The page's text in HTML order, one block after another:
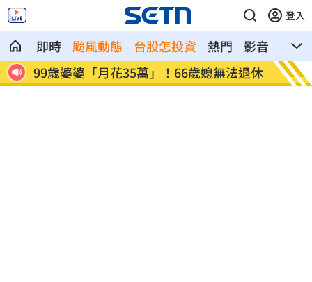
登入
即時 颱風動態 台股怎投資 熱門 影音
熱搜
休 外野僅是短暫快樂 餅總曝張皓崴終極目
標
想靠